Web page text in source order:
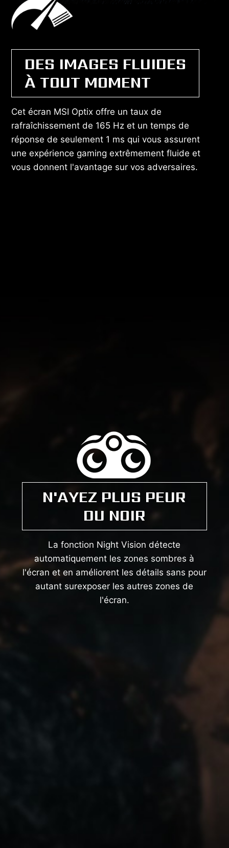
DES IMAGES FLUIDES
À TOUT MOMENT
Cet écran MSI Optix offre un taux de
rafraîchissement de 165 Hz et un temps de
réponse de seulement 1 ms qui vous assurent
une expérience gaming extrêmement fluide et
vous donnent l'avantage sur vos adversaires.
N'AYEZ PLUS PEUR
DU NOIR
La fonction Night Vision détecte
automatiquement les zones sombres à
l'écran et en améliorent les détails sans pour
autant surexposer les autres zones de
l'écran.